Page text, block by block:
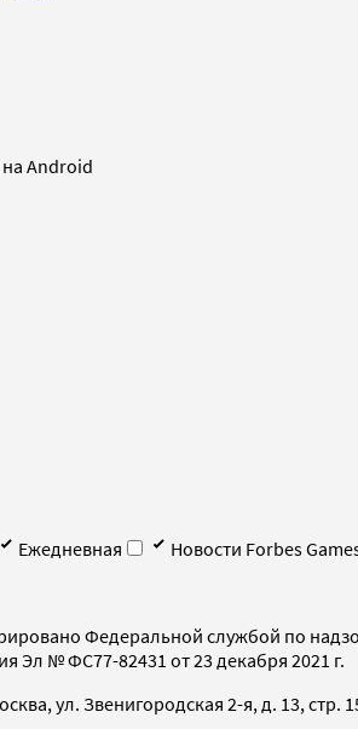
Android
Ежедневная
Новости Forbes
Федеральной службой по
Эл № ФС77-82431 от 23 декабря 2021 г.
ул. Звенигородская 2-я, д. 13, стр.